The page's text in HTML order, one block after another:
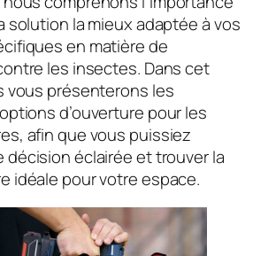
solution la mieux adaptée à vos
en matière de
les insectes. Dans cet
vous présenterons les
d’ouverture pour les
afin que vous puissiez
décision éclairée et trouver la
idéale pour votre espace.